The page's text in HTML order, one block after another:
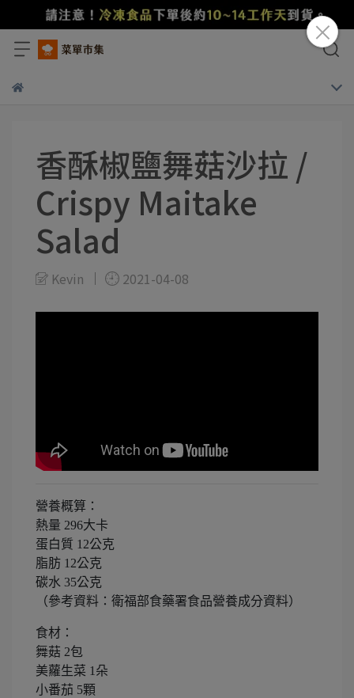
香酥椒鹽舞菇沙拉 /
Crispy Maitake
Salad
Kevin 2021-04-08
營養概算：
熱量 296大卡
蛋白質 12公克
脂肪 12公克
碳水 35公克
（參考資料：衛福部食藥署食品營養成分資料）
食材：
舞菇 2包
美蘿生菜 1朵
小番茄 5顆